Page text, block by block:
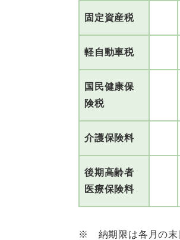
固定資産税
軽自動車税
国民健康保
険税
介護保険料
後期高齢者
医療保険料
※ 納期限は各月の末